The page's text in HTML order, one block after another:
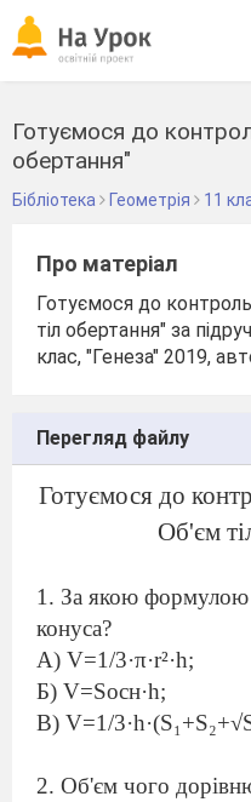
Готуємося до
обертання"
Бібліотека Геометрія 11
Про матеріал
Готуємося до
тіл обертання" за
клас, "Генеза" 2019,
Перегляд файлу
Готуємося до
Об'єм
За якою формулою
конуса?
А) V=1/3·π·r²·h;
Б) V=Socн·h;
В) V=1/
Об'єм чого